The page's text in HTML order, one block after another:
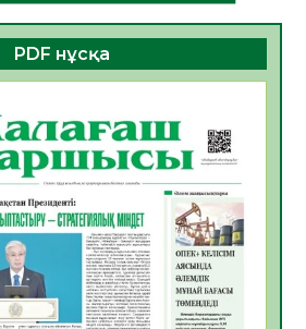
облысы полиция
мыңнан астам
қамтамасыз етті
«САНАЛЫ ҰРПАҚ –
АТТЫ КЕҢЕЙТІЛГЕН
32
Азиядағы көшуге ең
33
PDF нұсқа